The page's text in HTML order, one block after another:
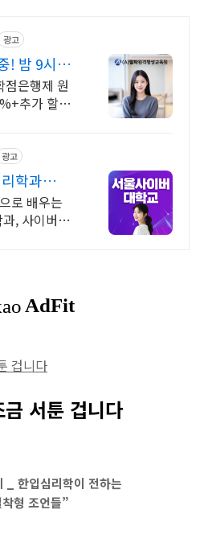
광고
! 밤 9시까
점은행제 원
추가 할인
광고
학과
생
로 배우는
, 사이버대
서툰 겁니다
_ 한입심리학이 전하는
형 조언들”